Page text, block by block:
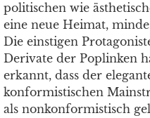
politischen wie
eine neue Heimat,
Die einstigen
Derivate der Poplinken
erkannt, dass der
konformistischen
als nonkonformistisch